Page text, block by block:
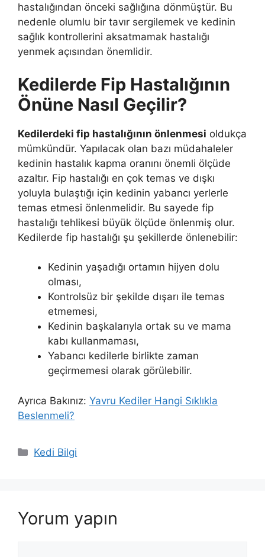
hastalığından önceki sağlığına dönmüştür. Bu
nedenle olumlu bir tavır sergilemek ve kedinin
sağlık kontrollerini aksatmamak hastalığı
yenmek açısından önemlidir.
Kedilerde Fip Hastalığının
Önüne Nasıl Geçilir?
Kedilerdeki fip hastalığının önlenmesi oldukça
mümkündür. Yapılacak olan bazı müdahaleler
kedinin hastalık kapma oranını önemli ölçüde
azaltır. Fip hastalığı en çok temas ve dışkı
yoluyla bulaştığı için kedinin yabancı yerlerle
temas etmesi önlenmelidir. Bu sayede fip
hastalığı tehlikesi büyük ölçüde önlenmiş olur.
Kedilerde fip hastalığı şu şekillerde önlenebilir:
Kedinin yaşadığı ortamın hijyen dolu
olması,
Kontrolsüz bir şekilde dışarı ile temas
etmemesi,
Kedinin başkalarıyla ortak su ve mama
kabı kullanmaması,
Yabancı kedilerle birlikte zaman
geçirmemesi olarak görülebilir.
Ayrıca Bakınız: Yavru Kediler Hangi Sıklıkla
Beslenmeli?
Kategoriler
Kedi Bilgi
Yorum yapın